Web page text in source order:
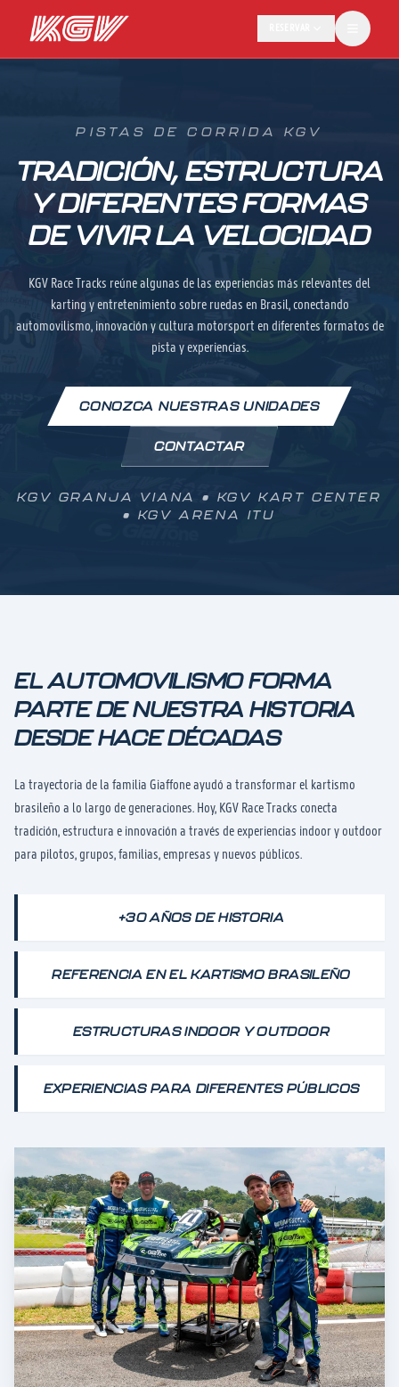
PISTAS DE CORRIDA KGV
TRADICIÓN, ESTRUCTURA
Y DIFERENTES FORMAS
DE VIVIR LA VELOCIDAD
KGV Race Tracks reúne algunas de las experiencias más relevantes del
karting y entretenimiento sobre ruedas en Brasil, conectando
automovilismo, innovación y cultura motorsport en diferentes formatos de
pista y experiencias.
CONOZCA NUESTRAS UNIDADES
CONTACTAR
KGV GRANJA VIANA • KGV KART CENTER
• KGV ARENA ITU
EL AUTOMOVILISMO FORMA
PARTE DE NUESTRA HISTORIA
DESDE HACE DÉCADAS
La trayectoria de la familia Giaffone ayudó a transformar el kartismo
brasileño a lo largo de generaciones. Hoy, KGV Race Tracks conecta
tradición, estructura e innovación a través de experiencias indoor y outdoor
para pilotos, grupos, familias, empresas y nuevos públicos.
+30 AÑOS DE HISTORIA
REFERENCIA EN EL KARTISMO BRASILEÑO
ESTRUCTURAS INDOOR Y OUTDOOR
EXPERIENCIAS PARA DIFERENTES PÚBLICOS